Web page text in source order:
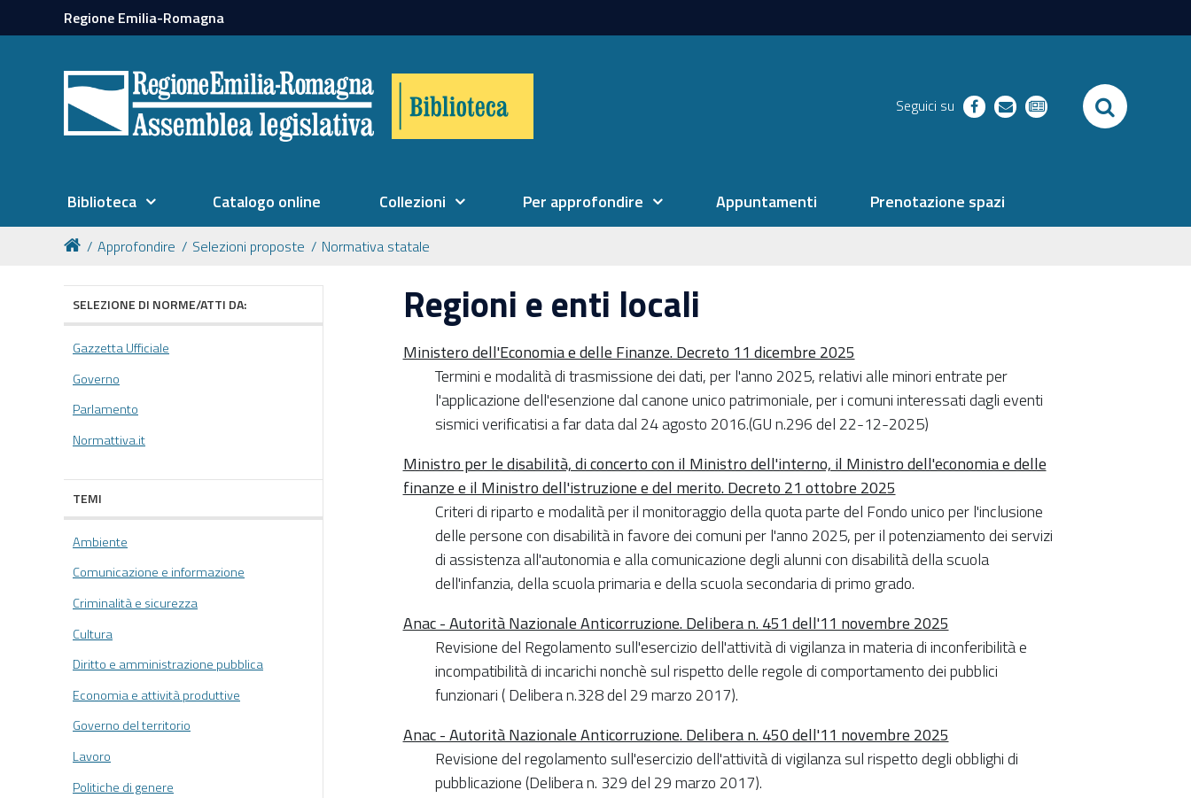
Regione Emilia-Romagna
Seguici su facebookrichiestenewsletter SEARCH
Biblioteca Catalogo online Collezioni Per approfondire Appuntamenti Prenotazione spazi
Approfondire Selezioni proposte Normativa statale
Regioni e enti locali
Ministero dell'Economia e delle Finanze. Decreto 11 dicembre 2025
Termini e modalità di trasmissione dei dati, per l'anno 2025, relativi alle minori entrate per
l'applicazione dell'esenzione dal canone unico patrimoniale, per i comuni interessati dagli eventi
sismici verificatisi a far data dal 24 agosto 2016.(GU n.296 del 22-12-2025)
Ministro per le disabilità, di concerto con il Ministro dell'interno, il Ministro dell'economia e delle
finanze e il Ministro dell'istruzione e del merito. Decreto 21 ottobre 2025
Criteri di riparto e modalità per il monitoraggio della quota parte del Fondo unico per l'inclusione
delle persone con disabilità in favore dei comuni per l'anno 2025, per il potenziamento dei servizi
di assistenza all'autonomia e alla comunicazione degli alunni con disabilità della scuola
dell'infanzia, della scuola primaria e della scuola secondaria di primo grado.
Anac - Autorità Nazionale Anticorruzione. Delibera n. 451 dell'11 novembre 2025
Revisione del Regolamento sull'esercizio dell'attività di vigilanza in materia di inconferibilità e
incompatibilità di incarichi nonchè sul rispetto delle regole di comportamento dei pubblici
funzionari ( Delibera n.328 del 29 marzo 2017).
Anac - Autorità Nazionale Anticorruzione. Delibera n. 450 dell'11 novembre 2025
Revisione del regolamento sull'esercizio dell'attività di vigilanza sul rispetto degli obblighi di
pubblicazione (Delibera n. 329 del 29 marzo 2017).
SELEZIONE DI NORME/ATTI DA:
Gazzetta Ufficiale
Governo
Parlamento
Normattiva.it
TEMI
Ambiente
Comunicazione e informazione
Criminalità e sicurezza
Cultura
Diritto e amministrazione pubblica
Economia e attività produttive
Governo del territorio
Lavoro
Politiche di genere